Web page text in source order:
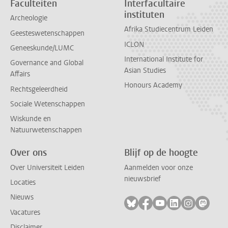
Faculteiten
Archeologie
Geesteswetenschappen
Geneeskunde/LUMC
Governance and Global
Affairs
Rechtsgeleerdheid
Sociale Wetenschappen
Wiskunde en
Natuurwetenschappen
Interfacultaire
instituten
Afrika Studiecentrum Leiden
ICLON
International Institute for
Asian Studies
Honours Academy
Over ons
Over Universiteit Leiden
Locaties
Nieuws
Vacatures
Blijf op de hoogte
Aanmelden voor onze
nieuwsbrief
Volg ons op bluesky
Volg ons op facebook
Volg ons op
Volg ons op
Volg ons
Volg